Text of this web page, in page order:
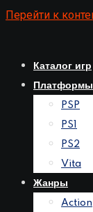
Перейти к
Каталог игр
Платформы
PSP
PS1
PS2
Vita
Жанры
Action